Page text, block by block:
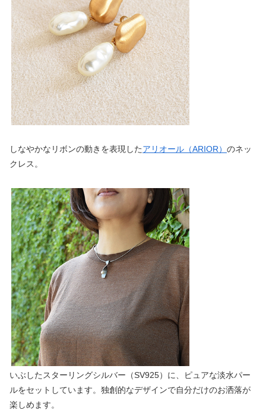
しなやかなリボンの動きを表現したアリオール（ARIOR） のネッ
クレス。
いぶしたスターリングシルバー（SV925）に、ピュアな淡水パー
ルをセットしています。独創的なデザインで自分だけのお洒落が
楽しめます。